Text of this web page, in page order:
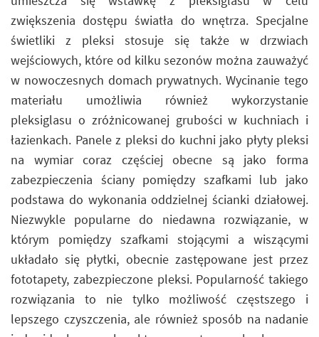
zwiększenia dostępu światła do wnętrza. Specjalne
świetliki z pleksi stosuje się także w drzwiach
wejściowych, które od kilku sezonów można zauważyć
w nowoczesnych domach prywatnych. Wycinanie tego
materiału umożliwia również wykorzystanie
pleksiglasu o zróżnicowanej grubości w kuchniach i
łazienkach. Panele z pleksi do kuchni jako płyty pleksi
na wymiar coraz częściej obecne są jako forma
zabezpieczenia ściany pomiędzy szafkami lub jako
podstawa do wykonania oddzielnej ścianki działowej.
Niezwykle popularne do niedawna rozwiązanie, w
którym pomiędzy szafkami stojącymi a wiszącymi
układało się płytki, obecnie zastępowane jest przez
fototapety, zabezpieczone pleksi. Popularność takiego
rozwiązania to nie tylko możliwość częstszego i
lepszego czyszczenia, ale również sposób na nadanie